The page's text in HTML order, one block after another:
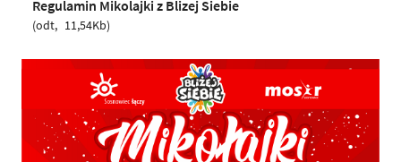
Regulamin Mikolajki z Blizej Siebie
odt 11,54Kb